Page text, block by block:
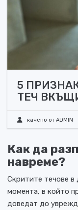
5
ТЕЧ
качено от ADMIN
Как да
навреме?
Скритите течове в
момента, в който
доведат до